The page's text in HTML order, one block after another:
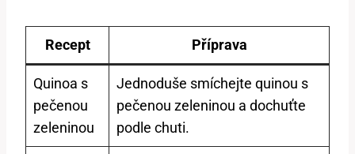
Recept Příprava
Quinoa s
pečenou
zeleninou
Jednoduše smíchejte quinou s
pečenou zeleninou a dochuťte
podle chuti.